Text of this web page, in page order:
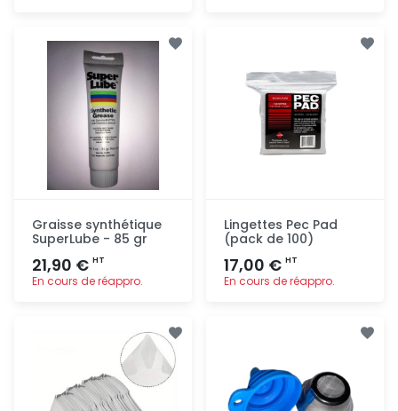
rapide
Graisse synthétique
SuperLube - 85 gr
21,90 € HT
En cours de réappro.
rapide
Lingettes Pec Pad
(pack de 100)
17,00 € HT
En cours de réappro.